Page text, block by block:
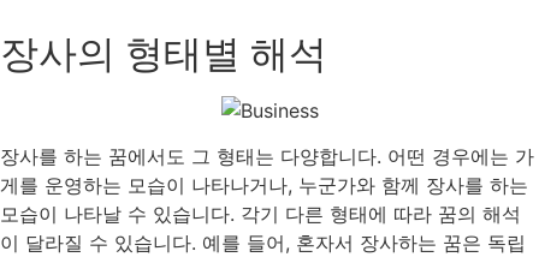
장사의 형태별 해석
장사를 하는 꿈에서도 그 형태는 다양합니다. 어떤 경우에는 가
게를 운영하는 모습이 나타나거나, 누군가와 함께 장사를 하는
모습이 나타날 수 있습니다. 각기 다른 형태에 따라 꿈의 해석
이 달라질 수 있습니다. 예를 들어, 혼자서 장사하는 꿈은 독립